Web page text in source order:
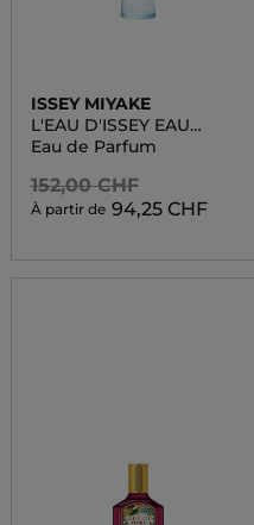
ISSEY MIYAKE
L'EAU D'ISSEY EAU
ESSENTIELLE
Eau de Parfum
152,00 CHF
À partir de 94,25 CHF